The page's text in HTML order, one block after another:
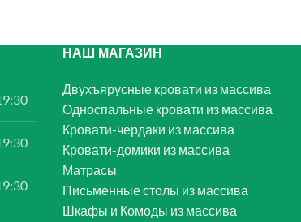
НАШ МАГАЗИН
Двухъярусные кровати из массива
Односпальные кровати из массива
Кровати-чердаки из массива
Кровати-домики из массива
Матрасы
Письменные столы из массива
Шкафы и Комоды из массива